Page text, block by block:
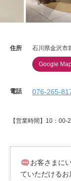
住所 石川県金沢
Google
電話 076-265-
【営業時間】10：00-
お客さまに
ていただける